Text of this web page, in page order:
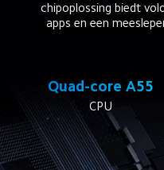
chipoplossing biedt
apps en een
Quad-core A55
CPU